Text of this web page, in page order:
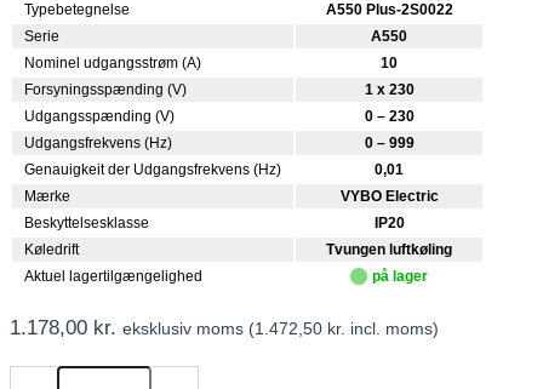
Typebetegnelse
A550 Plus-2S0022
Serie
A550
Nominel udgangsstrøm (A)
10
Forsyningsspænding (V)
1 x 230
Udgangsspænding (V)
0 – 230
Udgangsfrekvens (Hz)
0 – 999
Genauigkeit der Udgangsfrekvens (Hz)
0,01
Mærke
VYBO Electric
Beskyttelsesklasse
IP20
Køledrift
Tvungen luftkøling
Aktuel lagertilgængelighed
på lager
1.178,00 kr. eksklusiv moms (1.472,50 kr. incl. moms)
Frekvensomformer